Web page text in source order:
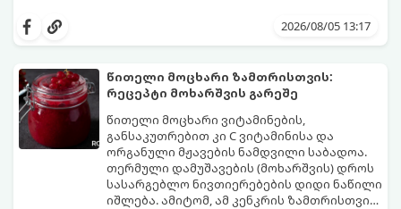
საოცრად დახვეწილ და მაგრილებელ
და მის მომზადებას მინიმალური
პორცია
2026/08/05 13:17
წითელი მოცხარი ზამთრისთვის:
რეცეპტი მოხარშვის გარეშე
წითელი მოცხარი ვიტამინების,
განსაკუთრებით კი C ვიტამინისა და
ორგანული მჟავების ნამდვილი საბადოა.
თერმული დამუშავების (მოხარშვის) დროს
სასარგებლო ნივთიერებების დიდი ნაწილი
იშლება. ამიტომ, ამ კენკრის ზამთრისთვის